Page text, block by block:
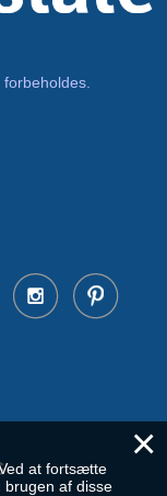
×
at fortsætte
brugen af disse